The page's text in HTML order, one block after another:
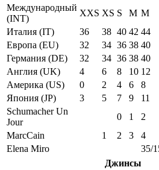
Международный
(INT)
XXS XS S M M
Италия (IT)
36 38 40 42 44
Европа (EU)
32 34 36 38 40
Германия (DE)
32 34 36 38 40
Англия (UK)
4 6 8 10 12
Америка (US)
0 2 4 6 8
Япония (JP)
3 5 7 9 11
Schumacher Un
Jour
0 1 2
MarcCain
1 2 3 4
Elena Miro
35/
Джинсы